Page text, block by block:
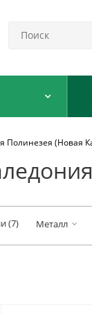
Полинезея (Новая
(7) Металл